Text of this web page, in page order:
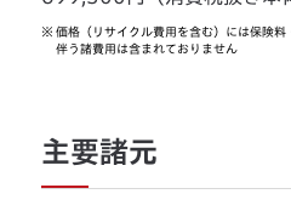
※ 価格（リサイクル費用を含む）には保険
伴う諸費用は含まれておりません
主要諸元